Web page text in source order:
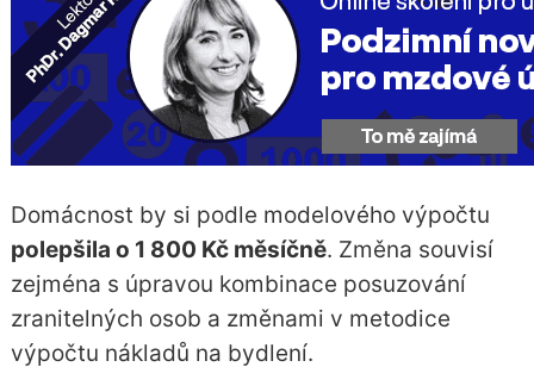
Domácnost by si podle modelového výpočtu
polepšila o 1 800 Kč měsíčně. Změna souvisí
zejména s úpravou kombinace posuzování
zranitelných osob a změnami v metodice
výpočtu nákladů na bydlení.